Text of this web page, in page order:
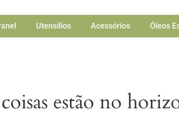
Utensílios Acessórios Óleos
estão no